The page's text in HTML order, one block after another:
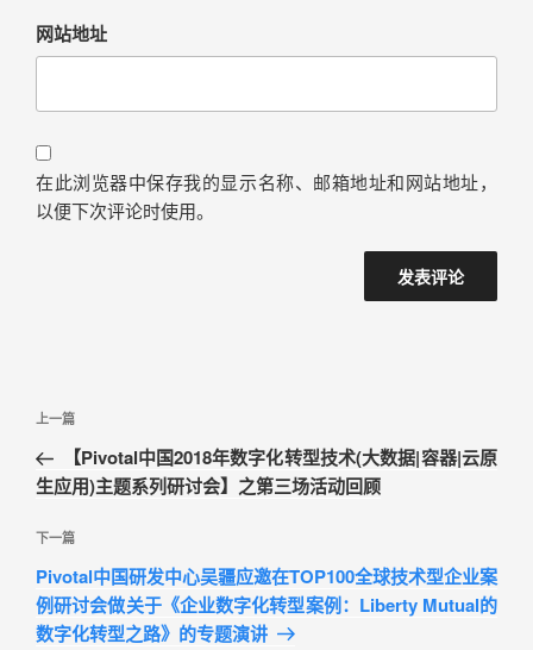
网站地址
在此浏览器中保存我的显示名称、邮箱地址和网站地址，
以便下次评论时使用。
上一篇
【Pivotal中国2018年数字化转型技术(大数据|容器|云原
生应用)主题系列研讨会】之第三场活动回顾
下一篇
Pivotal中国研发中心吴疆应邀在TOP100全球技术型企业案
例研讨会做关于《企业数字化转型案例：Liberty Mutual的
数字化转型之路》的专题演讲